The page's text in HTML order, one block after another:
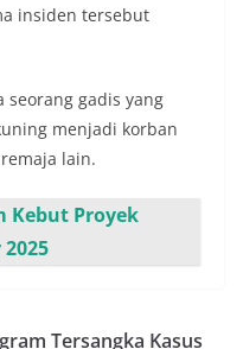
insiden tersebut
gadis yang
menjadi korban
lain.
Kebut Proyek
Tersangka Kasus